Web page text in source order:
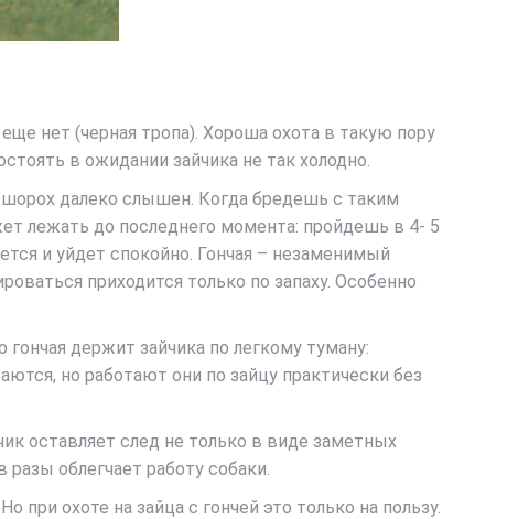
нет (черная тропа). Хороша охота в такую пору
в ожидании зайчика не так холодно.
шорох далеко слышен. Когда бредешь с таким
лежать до последнего момента: пройдешь в 4- 5
и уйдет спокойно. Гончая – незаменимый
приходится только по запаху. Особенно
держит зайчика по легкому туману:
но работают они по зайцу практически без
оставляет след не только в виде заметных
облегчает работу собаки.
охоте на зайца с гончей это только на пользу.